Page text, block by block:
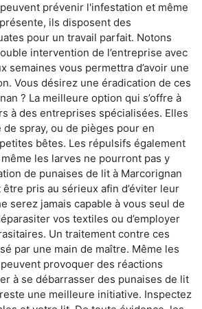
prévenir l'infestation et même
ils disposent des
pour un travail parfait. Notons
intervention de l’entreprise avec
semaines vous permettra d’avoir une
Vous désirez une éradication de ces
? La meilleure option qui s’offre à
à des entreprises spécialisées. Elles
spray, ou de pièges pour en
bêtes. Les répulsifs également
les larves ne pourront pas y
de punaises de lit à Marcorignan
pris au sérieux afin d’éviter leur
serez jamais capable à vous seul de
vos textiles ou d’employer
Un traitement contre ces
par une main de maître. Même les
provoquer des réactions
à se débarrasser des punaises de lit
une meilleure initiative. Inspectez